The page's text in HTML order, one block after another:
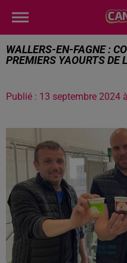
WALLERS-EN-FAGNE :
PREMIERS YAOURTS DE
Publié : 13 septembre 2024